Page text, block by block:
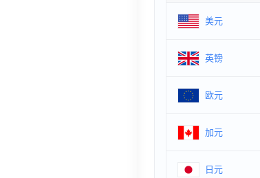
美元
英镑
欧元
加元
日元